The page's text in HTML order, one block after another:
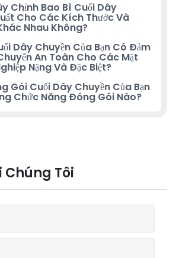
Chỉnh Bao Bì Cuối Dây
Cho Các Kích Thước Và
Nhau Không?
Dây Chuyền Của Bạn Có Đảm
An Toàn Cho Các Mặt
Nặng Và Đặc Biệt?
Gói Cuối Dây Chuyền Của Bạn
Chức Năng Đóng Gói Nào?
Chúng Tôi